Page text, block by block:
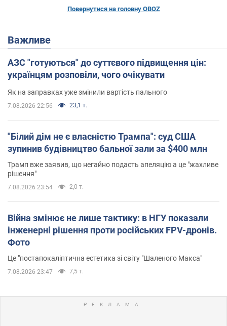
Повернутися на головну OBOZ
Важливе
АЗС "готуються" до суттєвого підвищення цін:
українцям розповіли, чого очікувати
Як на заправках уже змінили вартість пального
7.08.2026 22:56 23,1 т.
"Білий дім не є власністю Трампа": суд США
зупинив будівництво бальної зали за $400 млн
Трамп вже заявив, що негайно подасть апеляцію а це "жахливе
рішення"
7.08.2026 23:54 2,0 т.
Війна змінює не лише тактику: в НГУ показали
інженерні рішення проти російських FPV-дронів.
Фото
Це "постапокаліптична естетика зі світу "Шаленого Макса"
7.08.2026 23:47 7,5 т.